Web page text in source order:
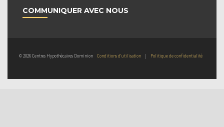
COMMUNIQUER AVEC NOUS
© 2026 Centres Hypothécaires Dominion Conditions d’utilisation | Politique de confidentialité